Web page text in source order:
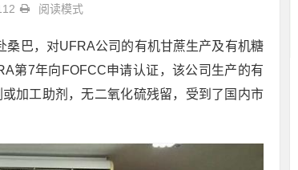
阅读模式
巴，对UFRA公司的有机甘蔗生产及有机糖
第7年向FOFCC申请认证，该公司生产的有
加工助剂，无二氧化硫残留，受到了国内市